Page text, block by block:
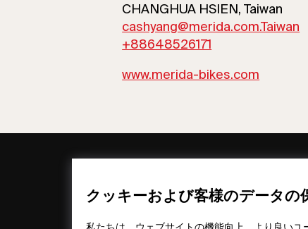
クッキーおよび客様のデータの
CHANGHUA HSIEN, Taiwan
cashyang@merida.com.Taiwan
+88648526171
www.merida-bikes.com
FAQs
資料
my iF
ス